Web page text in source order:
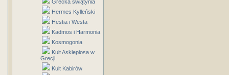
Grecka świątynia
Hermes Kylleński
Hestia i Westa
Kadmos i Harmonia
Kosmogonia
Kult Asklepiosa w
Grecji
Kult Kabirów